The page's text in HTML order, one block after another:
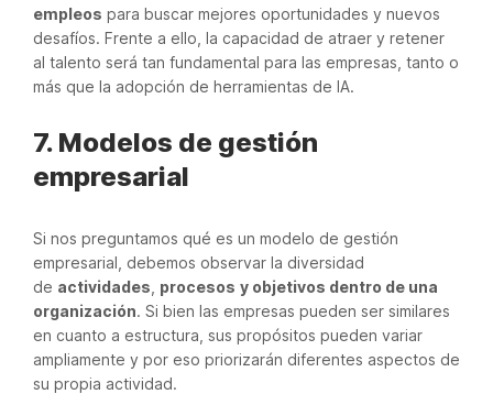
empleos para buscar mejores oportunidades y nuevos
desafíos. Frente a ello, la capacidad de atraer y retener
al talento será tan fundamental para las empresas, tanto o
más que la adopción de herramientas de IA.
7. Modelos de gestión
empresarial
Si nos preguntamos qué es un modelo de gestión
empresarial, debemos observar la diversidad
de actividades procesos y objetivos dentro de una
organización. Si bien las empresas pueden ser similares
en cuanto a estructura, sus propósitos pueden variar
ampliamente y por eso priorizarán diferentes aspectos de
su propia actividad.